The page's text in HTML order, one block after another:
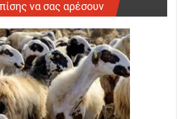
να σας αρέσουν